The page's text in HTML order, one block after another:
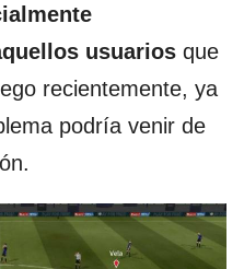
usuarios que
recientemente, ya
podría venir de